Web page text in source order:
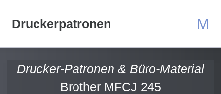
Druckerpatronen M
Drucker-Patronen & Büro-Material
Brother MFCJ 245